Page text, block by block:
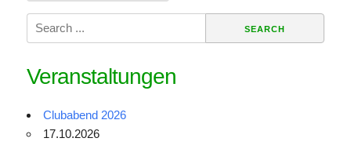
Search
for:
Veranstaltungen
Clubabend 2026
17.10.2026